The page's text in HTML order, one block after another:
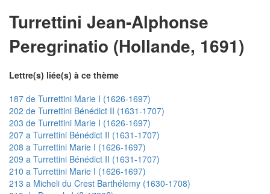
Turrettini Jean-Alphonse
Peregrinatio (Hollande, 1691)
Lettre(s) liée(s) à ce thème
187 de Turrettini Marie I (1626-1697)
202 de Turrettini Bénédict II (1631-1707)
203 de Turrettini Marie I (1626-1697)
207 a Turrettini Bénédict II (1631-1707)
208 a Turrettini Marie I (1626-1697)
209 a Turrettini Bénédict II (1631-1707)
210 a Turrettini Marie I (1626-1697)
213 a Micheli du Crest Barthélemy (1630-1708)